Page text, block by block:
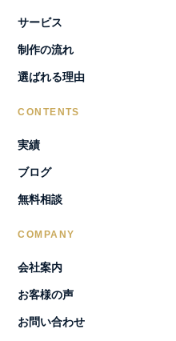
サービス
制作の流れ
選ばれる理由
CONTENTS
実績
ブログ
無料相談
COMPANY
会社案内
お客様の声
お問い合わせ